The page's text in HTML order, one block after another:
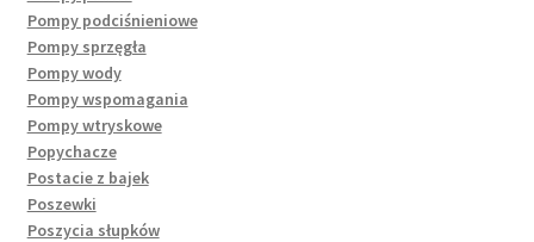
Pompy podciśnieniowe
Pompy sprzęgła
Pompy wody
Pompy wspomagania
Pompy wtryskowe
Popychacze
Postacie z bajek
Poszewki
Poszycia słupków